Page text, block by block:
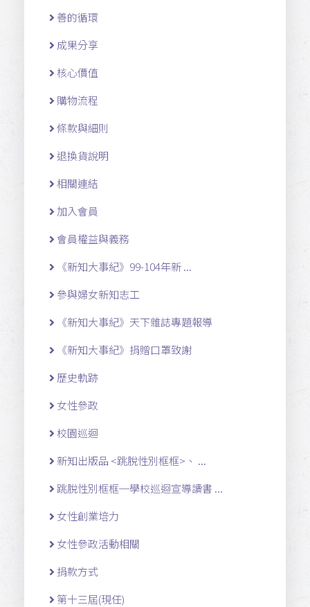
善的循環
成果分享
核心價值
購物流程
條款與細則
退換貨說明
相關連結
加入會員
會員權益與義務
《新知大事紀》99-104年新 ...
參與婦女新知志工
《新知大事紀》天下雜誌專題報導
《新知大事紀》捐贈口罩致謝
歷史軌跡
女性參政
校園巡迴
新知出版品 <跳脫性別框框>、 ...
跳脫性別框框─學校巡迴宣導讀書 ...
女性創業培力
女性參政活動相關
捐款方式
第十三屆(現任)